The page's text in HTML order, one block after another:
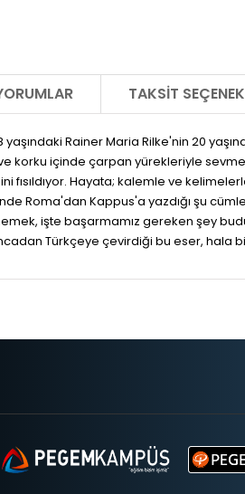
TAKSIT
yaşındaki Rainer Maria Rilke'nin 20
korku içinde çarpan yürekleriyle
fısıldıyor. Hayata; kalemle ve
Roma'dan Kappus'a yazdığı şu
işte başarmamız gereken şey
Türkçeye çevirdiği bu eser, hala